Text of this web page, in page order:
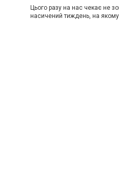
Цього разу на нас чекає не
насичений тиждень, на